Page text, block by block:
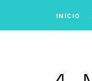
INÍCIO